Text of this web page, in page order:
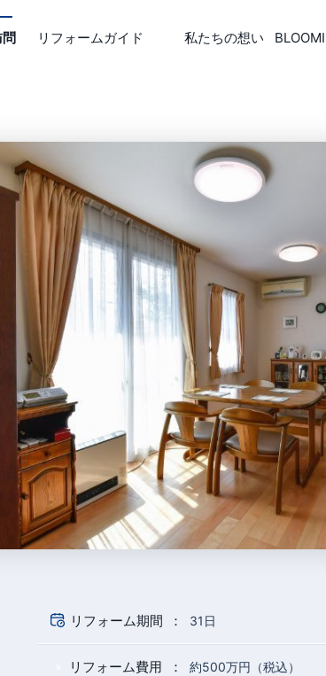
楽しむ
ニアライフ
こだわり
水回り設備交換リフォーム
エクステリアリフォーム
間取り変更リフォーム
問 リフォームガイド 私たちの想い
リフォーム期間 31日
リフォーム費用 約500万円（税込）